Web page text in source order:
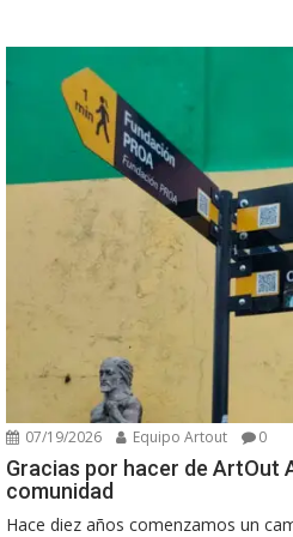
07/19/2026 Equipo Artout 0
Gracias por hacer de ArtOut
comunidad
Hace diez años comenzamos un